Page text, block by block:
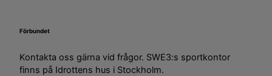
Förbundet
Kontakta oss gärna vid frågor. SWE3:s sportkontor
finns på Idrottens hus i Stockholm.